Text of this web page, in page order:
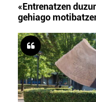
«Entrenatzen
gehiago